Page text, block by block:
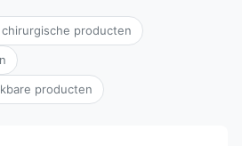
producten
producten